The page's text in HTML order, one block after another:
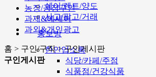
쉐어/렌트/양도
사고/팔고/거래
홍보방
한인업소록
식당/카페/주점
식품점/건강식품
농장/공장구인
과제&에세이
과외&개인광고
홈 > 구인/구직 > 구인게시판
구인게시판